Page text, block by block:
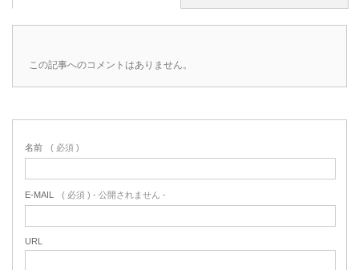
この記事へのコメントはありません。
名前 ( 必須 )
E-MAIL ( 必須 ) - 公開されません -
URL